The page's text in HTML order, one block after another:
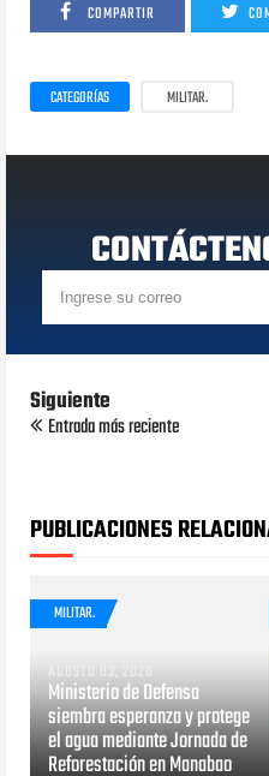
COMPARTIR
CATEGORÍAS MILITAR.
Siguiente
Entrada más reciente
PUBLICACIONES
MILITAR.
AGOSTO 03, 2026
Ministerio de Defensa
siembra esperanza y protege
el agua mediante Jornada de
Reforestación en Manabao